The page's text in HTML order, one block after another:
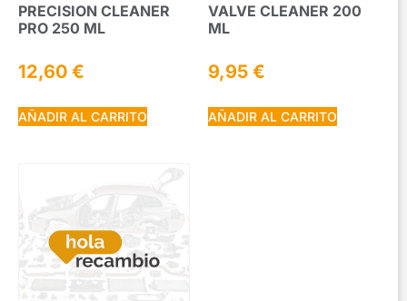
PRECISION CLEANER
PRO 250 ML
12,60 €
AÑADIR AL CARRITO
VALVE CLEANER 200
ML
9,95 €
AÑADIR AL CARRITO